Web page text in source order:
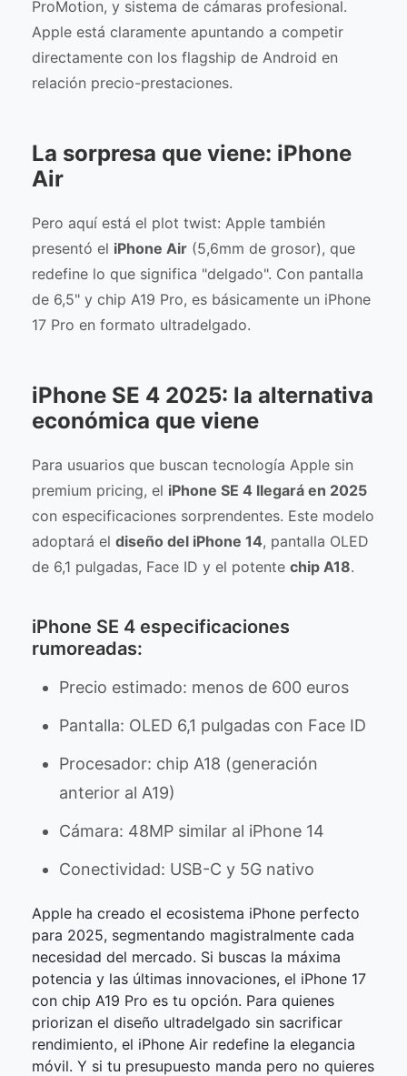
ProMotion, y sistema de cámaras profesional.
Apple está claramente apuntando a competir
directamente con los flagship de Android en
relación precio-prestaciones.
La sorpresa que viene: iPhone
Air
Pero aquí está el plot twist: Apple también
presentó el iPhone Air (5,6mm de grosor), que
redefine lo que significa "delgado". Con pantalla
de 6,5" y chip A19 Pro, es básicamente un iPhone
17 Pro en formato ultradelgado.
iPhone SE 4 2025: la alternativa
económica que viene
Para usuarios que buscan tecnología Apple sin
premium pricing, el iPhone SE 4 llegará en 2025
con especificaciones sorprendentes. Este modelo
adoptará el diseño del iPhone 14, pantalla OLED
de 6,1 pulgadas, Face ID y el potente chip A18.
iPhone SE 4 especificaciones
rumoreadas:
Precio estimado: menos de 600 euros
Pantalla: OLED 6,1 pulgadas con Face ID
Procesador: chip A18 (generación
anterior al A19)
Cámara: 48MP similar al iPhone 14
Conectividad: USB-C y 5G nativo
Apple ha creado el ecosistema iPhone perfecto
para 2025, segmentando magistralmente cada
necesidad del mercado. Si buscas la máxima
potencia y las últimas innovaciones, el iPhone 17
con chip A19 Pro es tu opción. Para quienes
priorizan el diseño ultradelgado sin sacrificar
rendimiento, el iPhone Air redefine la elegancia
móvil. Y si tu presupuesto manda pero no quieres